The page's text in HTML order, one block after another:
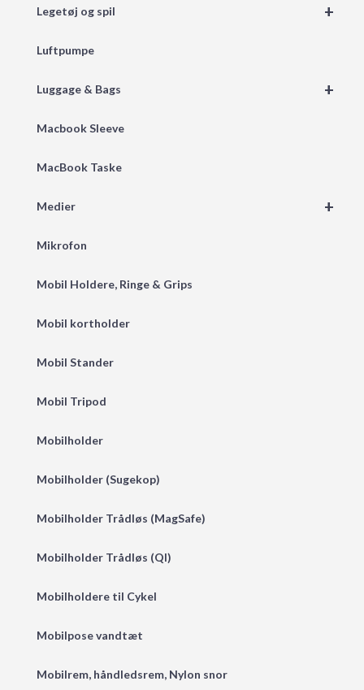
+
Legetøj og spil
Luftpumpe
+
Luggage & Bags
Macbook Sleeve
MacBook Taske
+
Medier
Mikrofon
Mobil Holdere, Ringe & Grips
Mobil kortholder
Mobil Stander
Mobil Tripod
Mobilholder
Mobilholder (Sugekop)
Mobilholder Trådløs (MagSafe)
Mobilholder Trådløs (QI)
Mobilholdere til Cykel
Mobilpose vandtæt
Mobilrem, håndledsrem, Nylon snor